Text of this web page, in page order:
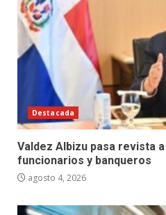
Destacada
Valdez Albizu pasa revista
funcionarios y banqueros
agosto 4, 2026